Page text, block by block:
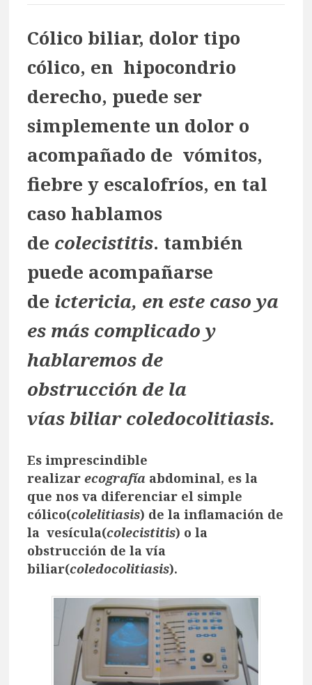
Cólico biliar, dolor tipo
cólico, en hipocondrio
derecho, puede ser
simplemente un dolor o
acompañado de vómitos,
fiebre y escalofríos, en tal
caso hablamos
de colecistitis. también
puede acompañarse
de ictericia, en este caso ya
es más complicado y
hablaremos de
obstrucción de la
vías biliar coledocolitiasis.
Es imprescindible
realizar ecografía abdominal, es la
que nos va diferenciar el simple
cólico(colelitiasis) de la inflamación de
la vesícula(colecistitis) o la
obstrucción de la vía
biliar(coledocolitiasis).